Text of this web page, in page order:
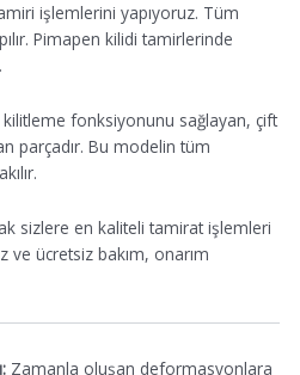
işlemlerini yapıyoruz. Tüm
Pimapen kilidi tamirlerinde
fonksiyonunu sağlayan, çift
parçadır. Bu modelin tüm
sizlere en kaliteli tamirat işlemleri
ve ücretsiz bakım, onarım
Zamanla oluşan deformasyonlara